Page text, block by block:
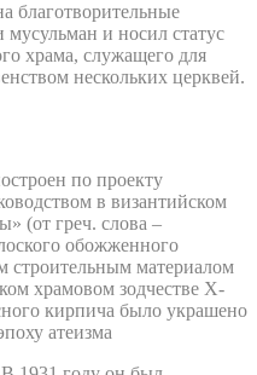
благотворительные
мусульман и носил статус
храма, служащего для
нескольких церквей.
по проекту
в византийском
(от греч. слова –
обожженного
строительным материалом
храмовом зодчестве X-
кирпича было украшено
атеизма